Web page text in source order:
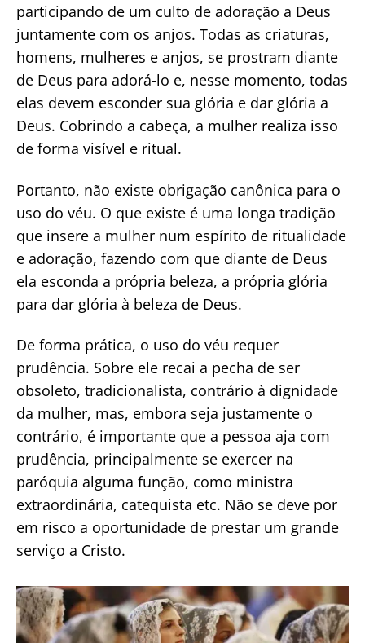
participando de um culto de adoração a Deus
juntamente com os anjos. Todas as criaturas,
homens, mulheres e anjos, se prostram diante
de Deus para adorá-lo e, nesse momento, todas
elas devem esconder sua glória e dar glória a
Deus. Cobrindo a cabeça, a mulher realiza isso
de forma visível e ritual.
Portanto, não existe obrigação canônica para o
uso do véu. O que existe é uma longa tradição
que insere a mulher num espírito de ritualidade
e adoração, fazendo com que diante de Deus
ela esconda a própria beleza, a própria glória
para dar glória à beleza de Deus.
De forma prática, o uso do véu requer
prudência. Sobre ele recai a pecha de ser
obsoleto, tradicionalista, contrário à dignidade
da mulher, mas, embora seja justamente o
contrário, é importante que a pessoa aja com
prudência, principalmente se exercer na
paróquia alguma função, como ministra
extraordinária, catequista etc. Não se deve por
em risco a oportunidade de prestar um grande
serviço a Cristo.